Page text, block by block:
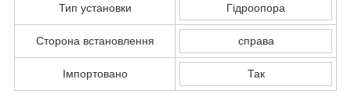
Тип установки Гідроопора
Сторона встановлення справа
Імпортовано Так